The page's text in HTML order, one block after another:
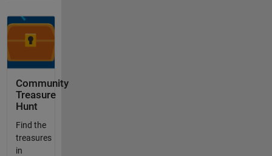
Community
Treasure
Hunt
Find the
treasures
in